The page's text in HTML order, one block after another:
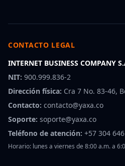
CONTACTO LEGAL
INTERNET BUSINESS COMPANY
NIT: 900.999.836-2
Dirección física: Cra 7 No. 83-46,
Contacto: contacto@yaxa.co
Soporte: soporte@yaxa.co
Teléfono de atención: +57 304
Horario: lunes a viernes de 8:00 a.m. a